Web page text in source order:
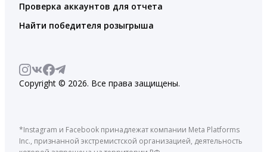
Проверка аккаунтов для отчета
Найти победителя розыгрыша
Copyright © 2026. Все права защищены.
*Instagram и Facebook принадлежат компании Meta Platforms
Inc., признанной экстремистской организацией, деятельность